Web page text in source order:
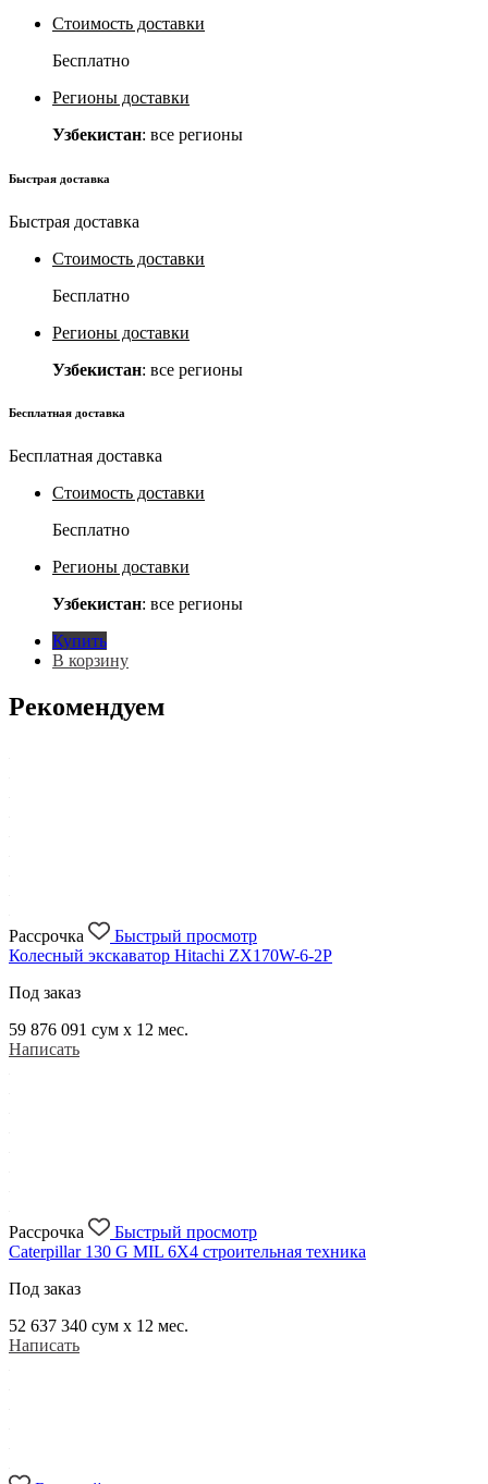
Стоимость доставки
Бесплатно
Регионы доставки
Узбекистан: все регионы
Быстрая доставка
Быстрая доставка
Стоимость доставки
Бесплатно
Регионы доставки
Узбекистан: все регионы
Бесплатная доставка
Бесплатная доставка
Стоимость доставки
Бесплатно
Регионы доставки
Узбекистан: все регионы
Купить
В корзину
Рекомендуем
Рассрочка
Быстрый просмотр
Колесный экскаватор Hitachi ZX170W-6-2P
Под заказ
59 876 091 сум x 12 мес.
Написать
Рассрочка
Быстрый просмотр
Caterpillar 130 G MIL 6X4 строительная техника
Под заказ
52 637 340 сум x 12 мес.
Написать